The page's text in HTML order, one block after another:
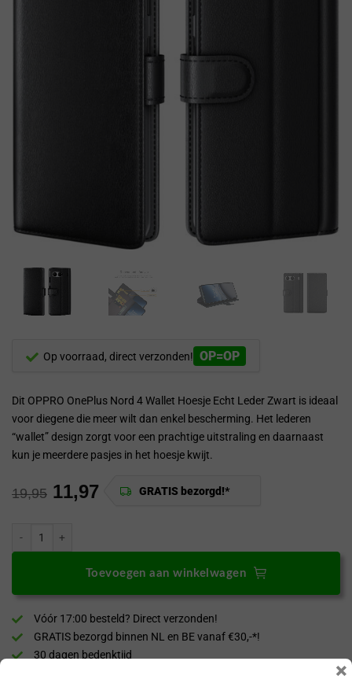
Op voorraad, direct verzonden! OP=OP
Dit OPPRO OnePlus Nord 4 Wallet Hoesje Echt Leder Zwart is ideaal
voor diegene die meer wilt dan enkel bescherming. Het lederen
“wallet” design zorgt voor een prachtige uitstraling en daarnaast
kun je meerdere pasjes in het hoesje kwijt.
GRATIS bezorgd!*
19,95 11,97
Toevoegen aan winkelwagen
Vóór 17:00 besteld? Direct verzonden!
GRATIS bezorgd binnen NL en BE vanaf €30,-*!
30 dagen bedenktijd
×